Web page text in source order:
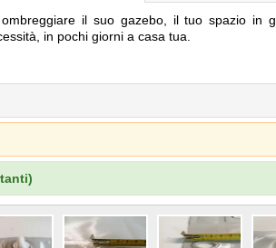
il suo gazebo, il tuo spazio in
in pochi giorni a casa tua.